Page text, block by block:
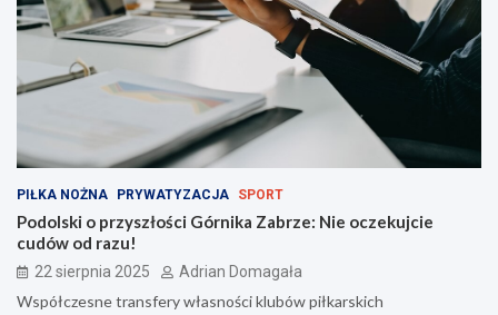
PIŁKA NOŻNA PRYWATYZACJA SPORT
Podolski o przyszłości Górnika Zabrze: Nie oczekujcie
cudów od razu!
22 sierpnia 2025 Adrian Domagała
Współczesne transfery własności klubów piłkarskich